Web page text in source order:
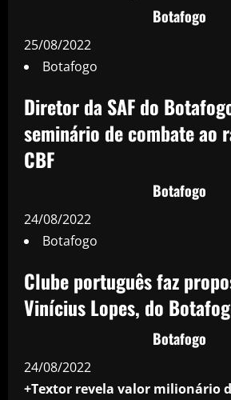
Botafogo
25/08/2022
Botafogo
Diretor da SAF do
seminário de combate ao
CBF
Botafogo
24/08/2022
Botafogo
Clube português faz
Vinícius Lopes, do
Botafogo
24/08/2022
+Textor revela valor milionário